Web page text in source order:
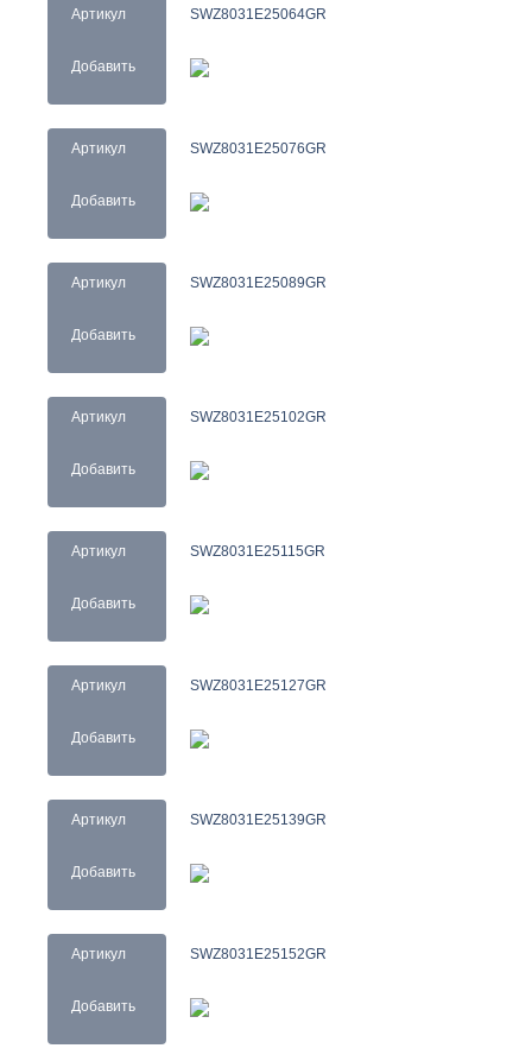
Артикул
Добавить
SWZ8031E25064GR
Артикул
Добавить
SWZ8031E25076GR
Артикул
Добавить
SWZ8031E25089GR
Артикул
Добавить
SWZ8031E25102GR
Артикул
Добавить
SWZ8031E25115GR
Артикул
Добавить
SWZ8031E25127GR
Артикул
Добавить
SWZ8031E25139GR
Артикул
Добавить
SWZ8031E25152GR